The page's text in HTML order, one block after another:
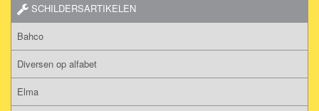
SCHILDERSARTIKELEN
Bahco
Diversen op alfabet
Elma